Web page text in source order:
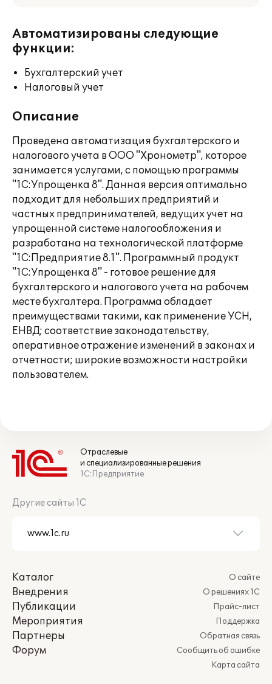
Автоматизированы следующие
функции:
Бухгалтерский учет
Налоговый учет
Описание
Проведена автоматизация бухгалтерского и
налогового учета в ООО "Хронометр", которое
занимается услугами, с помощью программы
"1С:Упрощенка 8". Данная версия оптимально
подходит для небольших предприятий и
частных предпринимателей, ведущих учет на
упрощенной системе налогообложения и
разработана на технологической платформе
"1С:Предприятие 8.1". Программный продукт
"1С:Упрощенка 8" - готовое решение для
бухгалтерского и налогового учета на рабочем
месте бухгалтера. Программа обладает
преимуществами такими, как применение УСН,
ЕНВД; соответствие законодательству,
оперативное отражение изменений в законах и
отчетности; широкие возможности настройки
пользователем.
Отраслевые
и специализированные решения
1С:Предприятие
Другие сайты 1С
Каталог
Внедрения
Публикации
Мероприятия
Партнеры
Форум
О сайте
О решениях 1С
Прайс-лист
Поддержка
Обратная связь
Сообщить об ошибке
Карта сайта